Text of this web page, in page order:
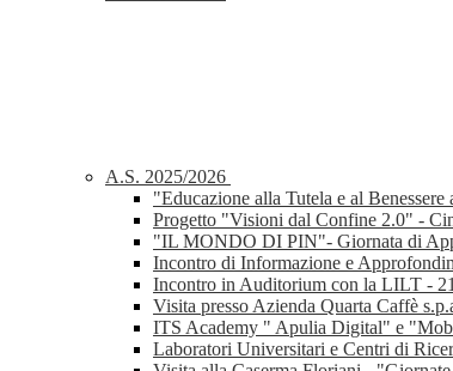
A.S. 2025/2026
"Educazione alla Tutela e al
Progetto "Visioni dal Confine 2.0" -
"IL MONDO DI PIN"- Giornata di
Incontro di Informazione e
Incontro in Auditorium con la LILT -
Visita presso Azienda Quarta Caffè
ITS Academy " Apulia Digital" e
Laboratori Universitari e Centri di